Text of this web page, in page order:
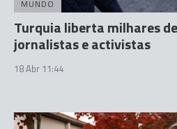
MUNDO
Turquia liberta milhares
jornalistas e activistas
18 Abr 11:44